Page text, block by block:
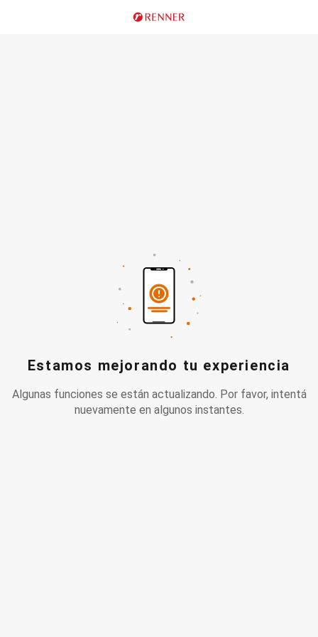
Estamos mejorando tu experiencia
Algunas funciones se están actualizando. Por favor, intentá
nuevamente en algunos instantes.